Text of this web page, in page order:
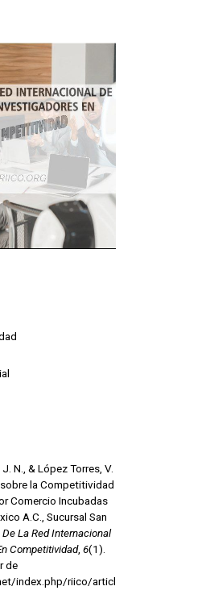
N., & López Torres, V.
la Competitividad
Comercio Incubadas
A.C., Sucursal San
La Red Internacional
Competitividad, 6(1).
de
index.php/riico/articl